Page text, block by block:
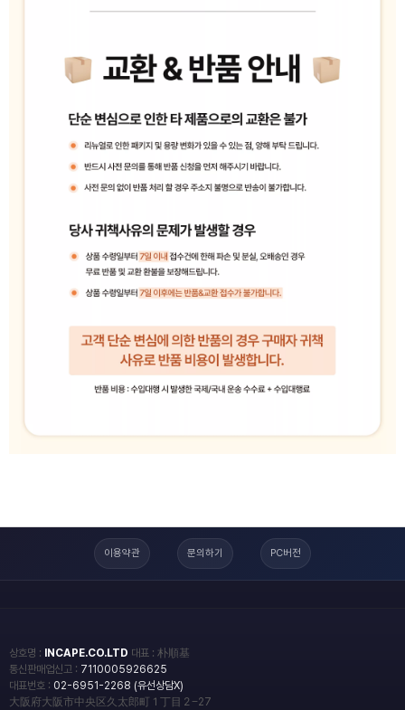
이용약관 문의하기 PC버전
상호명 : INCAPE.CO.LTD 대표 : 朴順基
통신판매업신고 : 7110005926625
대표번호 : 02-6951-2268 (유선상담X)
大阪府大阪市中央区久太郎町１丁目２−27